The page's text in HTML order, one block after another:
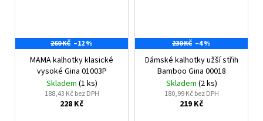
260 KČ –12 %
MAMA kalhotky klasické
vysoké Gina 01003P
Skladem (1 ks)
188,43 Kč bez DPH
228 Kč
230 KČ –4 %
Dámské kalhotky užší střih
Bamboo Gina 00018
Skladem (2 ks)
180,99 Kč bez DPH
219 Kč